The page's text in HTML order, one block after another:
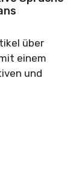
über
einem
und